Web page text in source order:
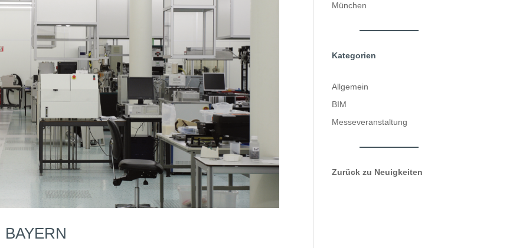
München
Kategorien
Allgemein
BIM
Messeveranstaltung
Zurück zu Neuigkeiten